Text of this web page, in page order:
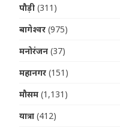
पौड़ी (311)
बागेश्वर (975)
मनोरंजन (37)
महानगर (151)
मौसम (1,131)
यात्रा (412)